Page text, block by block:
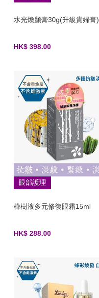
水光煥顏膏30g(升級貴婦膏)
HK$ 398.00
眼部護理
樺樹液多元修復眼霜15ml
HK$ 288.00